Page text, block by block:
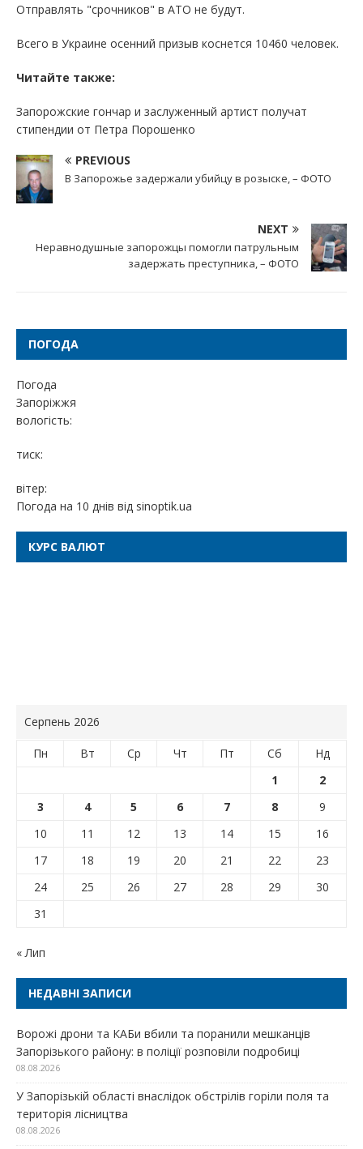
Отправлять "срочников" в АТО не будут.
Всего в Украине осенний призыв коснется 10460 человек.
Читайте также:
Запорожские гончар и заслуженный артист получат
стипендии от Петра Порошенко
PREVIOUS
В Запорожье задержали убийцу в розыске, – ФОТО
NEXT
Неравнодушные запорожцы помогли патрульным
задержать преступника, – ФОТО
ПОГОДА
Погода
Запоріжжя
вологість:
тиск:
вітер:
Погода на 10 днів від sinoptik.ua
КУРС ВАЛЮТ
Серпень 2026
Пн Вт Ср Чт Пт Сб
Нд
1
2
3
4 5 6 7 8
9
10
11 12 13 14 15
16
17
18 19 20 21 22
23
24
25 26 27 28 29
30
31
« Лип
НЕДАВНІ ЗАПИСИ
Ворожі дрони та КАБи вбили та поранили мешканців
Запорізького району: в поліції розповіли подробиці
08.08.2026
У Запорізькій області внаслідок обстрілів горіли поля та
територія лісництва
08.08.2026